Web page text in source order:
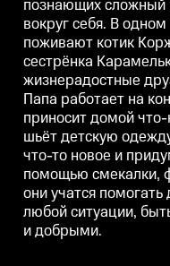
домой что-нибудь
а мама шьёт детскую
Каждый день ребята узнают
что-то новое и придумывают,
чем себя занять: с помощью
смекалки, фантазии и
взрослых они учатся
друг другу, находить выход
любой ситуации, быть
самостоятельными, чуткими и
добрыми.
познающих сложный
вокруг себя. В
поживают котик
сестрёнка
жизнерадостные
Папа работает на
приносит домой
шьёт детскую
что-то новое и
помощью смекалки,
они учатся
любой ситуации,
и добрыми.